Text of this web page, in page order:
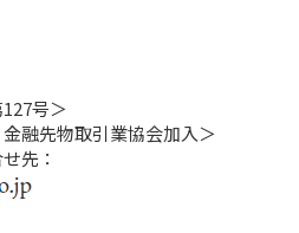
号＞
融先物取引業協会加入＞
先：